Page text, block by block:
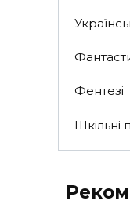
Фентезі
Шкільні